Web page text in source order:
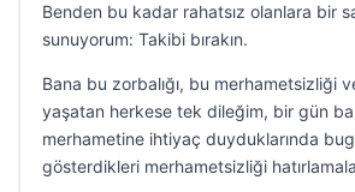
Benden bu kadar rahatsız olanlara bir
sunuyorum: Takibi bırakın.
Bana bu zorbalığı, bu merhametsizliği
yaşatan herkese tek dileğim, bir gün
merhametine ihtiyaç duyduklarında
gösterdikleri merhametsizliği